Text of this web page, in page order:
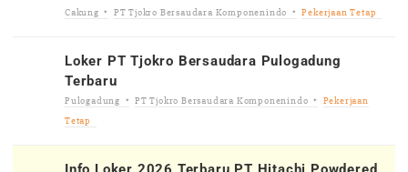
Cakung PT Tjokro Bersaudara Komponenindo Pekerjaan Tetap
Loker PT Tjokro Bersaudara Pulogadung
Terbaru
Pulogadung PT Tjokro Bersaudara Komponenindo
Pekerjaan
Tetap